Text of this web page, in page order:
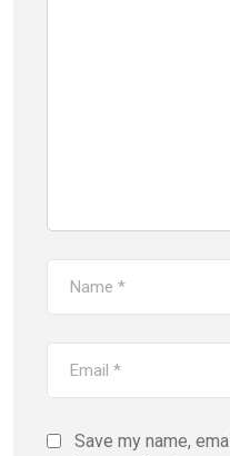
Save my name,